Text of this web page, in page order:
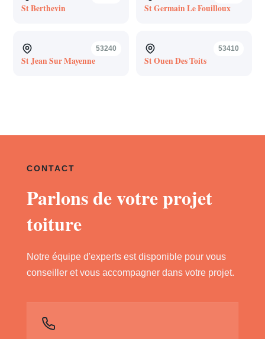
St Berthevin St Germain Le Fouilloux
53240
St Jean Sur Mayenne
53410
St Ouen Des Toits
CONTACT
Parlons de votre projet
toiture
Notre équipe d'experts est disponible pour vous
conseiller et vous accompagner dans votre projet.